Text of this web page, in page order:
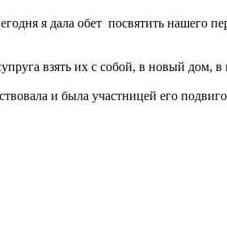
я дала обет посвятить нашего
взять их с собой, в новый дом,
и была участницей его